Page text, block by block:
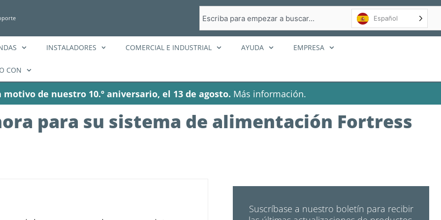
en
Español
INSTALADORES COMERCIAL E INDUSTRIAL AYUDA EMPRESA
CON
de nuestro 10.º aniversario, el 13 de agosto. Más información.
para su sistema de alimentación Fortress
Suscríbase a nuestro boletín para recibir